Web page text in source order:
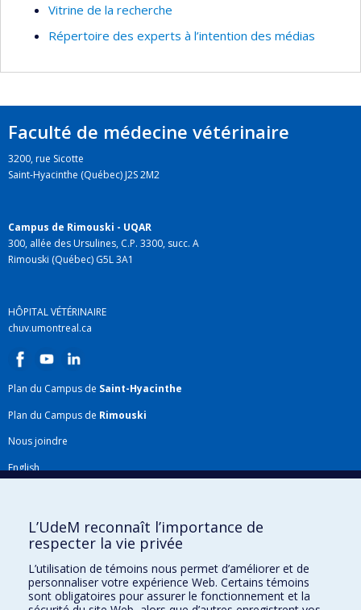
Vitrine de la recherche
Répertoire des experts à l’intention des médias
Faculté de médecine vétérinaire
3200, rue Sicotte
Saint-Hyacinthe (Québec) J2S 2M2
Campus de Rimouski - UQAR
300, allée des Ursulines, C.P. 3300, succ. A
Rimouski (Québec) G5L 3A1
HÔPITAL VÉTÉRINAIRE
chuv.umontreal.ca
Plan du Campus de Saint-Hyacinthe
Plan du Campus de Rimouski
Nous joindre
English
Plan du site
Accessibilité
Gabarits et image de marque
Agenda FMV & calendrier académique
L’UdeM reconnaît l’importance de
respecter la vie privée
L’utilisation de témoins nous permet d’améliorer et de
personnaliser votre expérience Web. Certains témoins
sont obligatoires pour assurer le fonctionnement et la